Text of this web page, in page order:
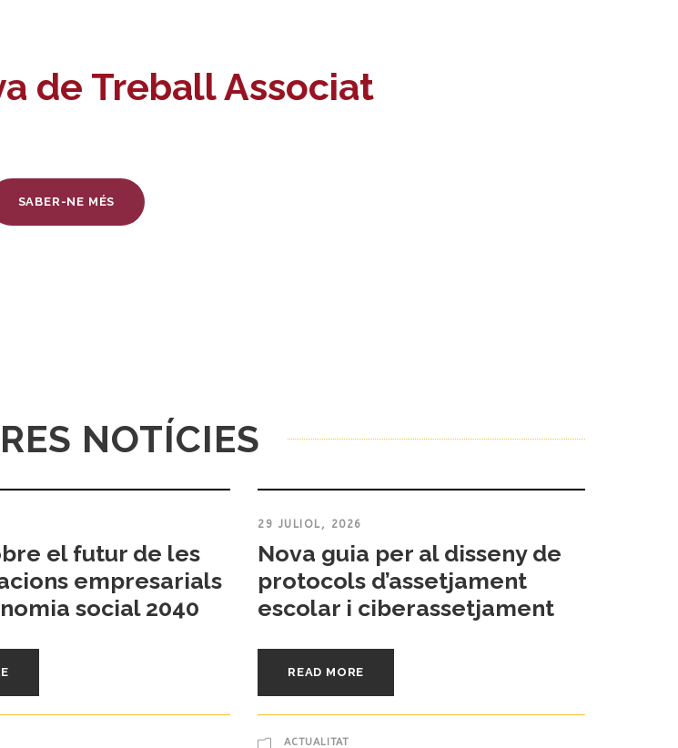
de Treball Associat
SABER-NE MÉS
NOTÍCIES
el futur de les
empresarials
social 2040
29 JULIOL, 2026
Nova guia per al disseny de
protocols d’assetjament
escolar i ciberassetjament
READ MORE
ACTUALITAT